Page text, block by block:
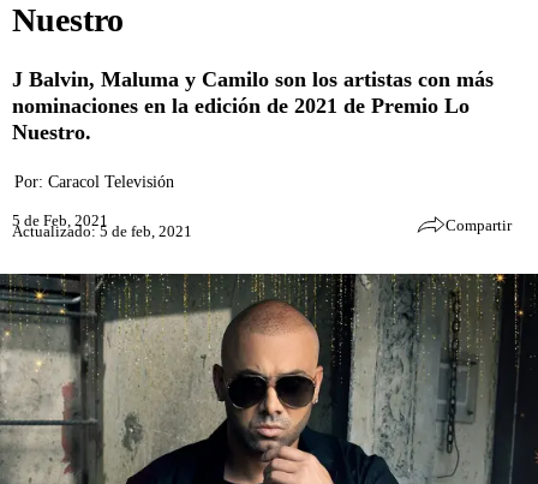
Nuestro
J Balvin, Maluma y Camilo son los artistas con más
nominaciones en la edición de 2021 de Premio Lo
Nuestro.
Por: Caracol Televisión
5 de Feb, 2021
Actualizado: 5 de feb, 2021 Compartir